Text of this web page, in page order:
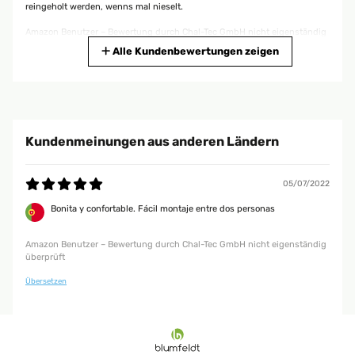
reingeholt werden, wenns mal nieselt.
Amazon Benutzer – Bewertung durch Chal-Tec GmbH nicht eigenständig
Verarbeitung.Aufbauzeit ca. 35 Minuten. Beim Dach besser zu zweit, da
man beim Spannen sonst Schwierigkeiten bekommt. Wir haben uns noch
4 wasserdichte Kissen gekauft, da das Kopfteil halt nicht verstellbar ist,
was aber der Statik zugutekommt.
Alle Kundenbewertungen zeigen
Kundenmeinungen aus anderen Ländern
05/07/2022
Bonita y confortable. Fácil montaje entre dos personas
Amazon Benutzer – Bewertung durch Chal-Tec GmbH nicht eigenständig
überprüft
Übersetzen